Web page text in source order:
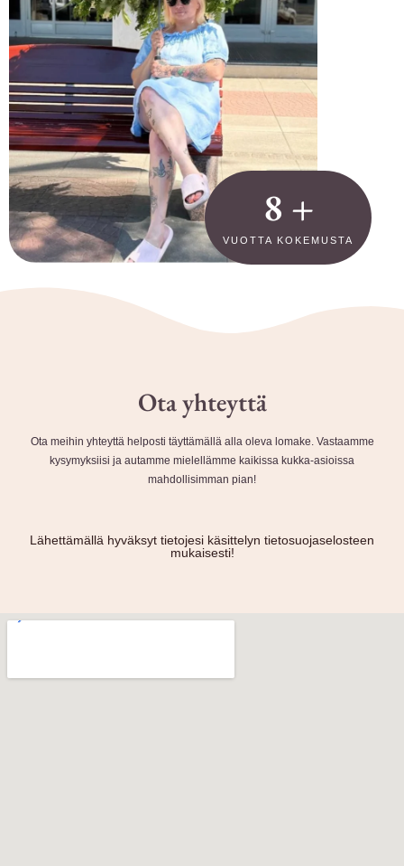
14+
VUOTTA KOKEMUSTA
Ota yhteyttä
Ota meihin yhteyttä helposti täyttämällä alla oleva lomake. Vastaamme
kysymyksiisi ja autamme mielellämme kaikissa kukka-asioissa
mahdollisimman pian!
Lähettämällä hyväksyt tietojesi käsittelyn tietosuojaselosteen
mukaisesti!